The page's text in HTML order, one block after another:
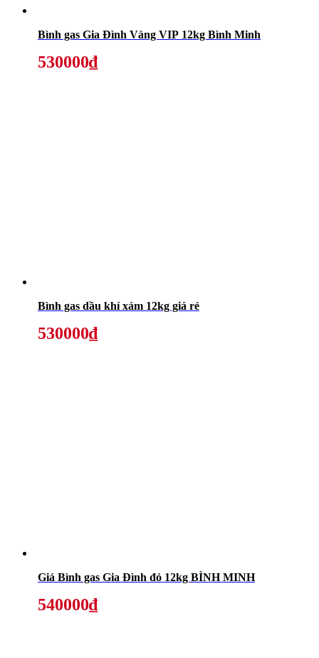
Bình gas Gia Đình Vàng VIP 12kg Bình Minh
530000₫
Bình gas dầu khí xám 12kg giá rẻ
530000₫
Giá Bình gas Gia Đình đỏ 12kg BÌNH MINH
540000₫